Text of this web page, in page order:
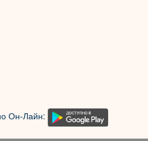
Он-Лайн: